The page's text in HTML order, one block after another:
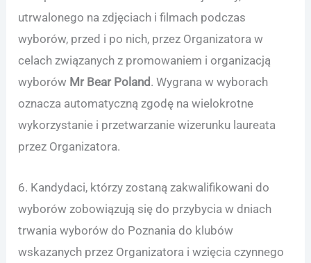
utrwalonego na zdjęciach i filmach podczas
wyborów, przed i po nich, przez Organizatora w
celach związanych z promowaniem i organizacją
wyborów Mr Bear Poland . Wygrana w wyborach
oznacza automatyczną zgodę na wielokrotne
wykorzystanie i przetwarzanie wizerunku laureata
przez Organizatora.
6. Kandydaci, którzy zostaną zakwalifikowani do
wyborów zobowiązują się do przybycia w dniach
trwania wyborów do Poznania do klubów
wskazanych przez Organizatora i wzięcia czynnego